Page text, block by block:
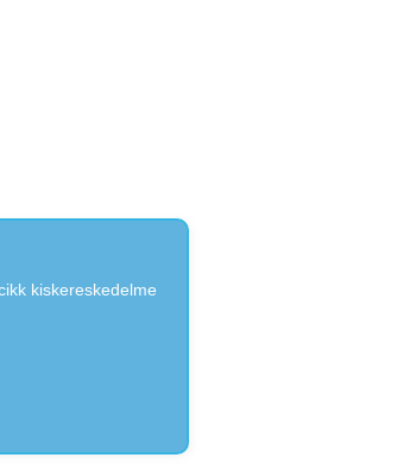
kiskereskedelme